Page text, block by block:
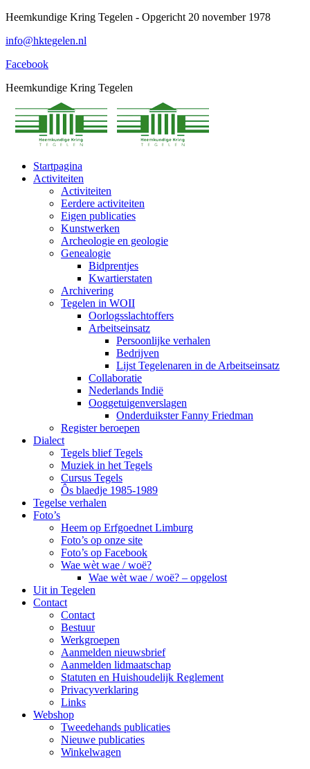
Spring
content
Heemkundige Kring Tegelen - Opgericht 20 november 1978
info@hktegelen.nl
Facebook
Heemkundige Kring Tegelen
Startpagina
Activiteiten
Activiteiten
Eerdere activiteiten
Eigen publicaties
Kunstwerken
Archeologie en geologie
Genealogie
Bidprentjes
Kwartierstaten
Archivering
Tegelen in WOII
Oorlogsslachtoffers
Arbeitseinsatz
Persoonlijke verhalen
Bedrijven
Lijst Tegelenaren in de Arbeitseinsatz
Collaboratie
Nederlands Indië
Ooggetuigenverslagen
Onderduikster Fanny Friedman
Register beroepen
Dialect
Tegels blief Tegels
Muziek in het Tegels
Cursus Tegels
Ôs blaedje 1985-1989
Tegelse verhalen
Foto’s
Heem op Erfgoednet Limburg
Foto’s op onze site
Foto’s op Facebook
Wae wèt wae / woë?
Wae wèt wae / woë? – opgelost
Uit in Tegelen
Contact
Contact
Bestuur
Werkgroepen
Aanmelden nieuwsbrief
Aanmelden lidmaatschap
Statuten en Huishoudelijk Reglement
Privacyverklaring
Links
Webshop
Tweedehands publicaties
Nieuwe publicaties
Winkelwagen